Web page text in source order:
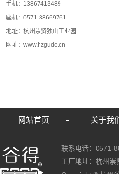
手机：13867413489
座机：0571-88669761
地址：杭州崇贤独山工业园
网址：www.hzgude.cn
网站首页 关于我
联系电话：0571-
工厂地址：杭州崇